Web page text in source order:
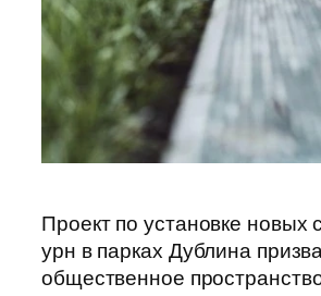
Проект по установке новых
урн в парках Дублина
общественное